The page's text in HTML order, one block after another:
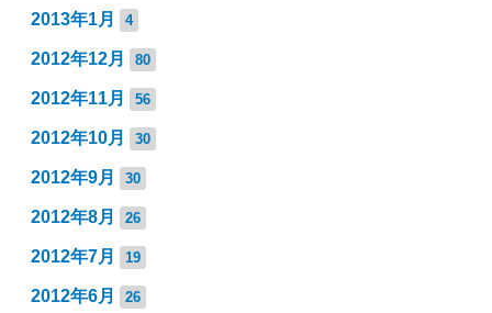
2013年1月 4
2012年12月 80
2012年11月 56
2012年10月 30
2012年9月 30
2012年8月 26
2012年7月 19
2012年6月 26